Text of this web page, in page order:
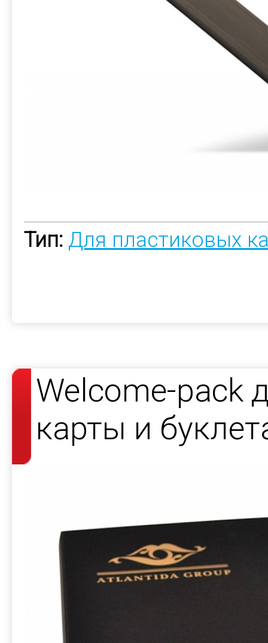
Тип: Для пластиковых
Welcome-pack
карты и